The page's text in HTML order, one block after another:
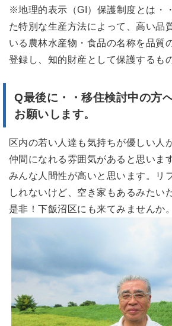
※地理的表示（GI）保護制度とは・
た特別な生産方法によって、高い品
いる農林水産物・食品の名称を品質
登録し、知的財産として保護するも
Q最後に・・移住検討中の方
お願いします。
区内の若い人達も気持ちが優しい人
仲間になれる雰囲気があると思います
みんな人間性が高いと思います。リ
しれないけど、空き家もあるみたい
是非！下飯沼区にも来てみませんか。